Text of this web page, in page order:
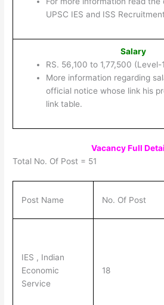
UPSC IES and ISS
Salary
RS. 56,100 to 1,77,500 (Level-
More information regarding
official notice whose link his
link table.
Vacancy Full
Total No. Of Post = 51
Post Name No. Of Post
IES , Indian
Economic
Service
18